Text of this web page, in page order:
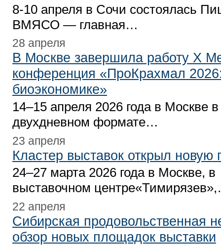
8-10 апреля в Сочи состоялась
ВМЯСО — главная…
28 апреля
В Москве завершила работу Х
конференция «ПроКрахмал
биоэкономике»
14–15 апреля 2026 года в Москве в
двухдневном формате…
23 апреля
Кластер выставок открыл новую
24–27 марта 2026 года в Москве, в
выставочном
22 апреля
Сибирская продовольственная
обзор новых площадок выставки